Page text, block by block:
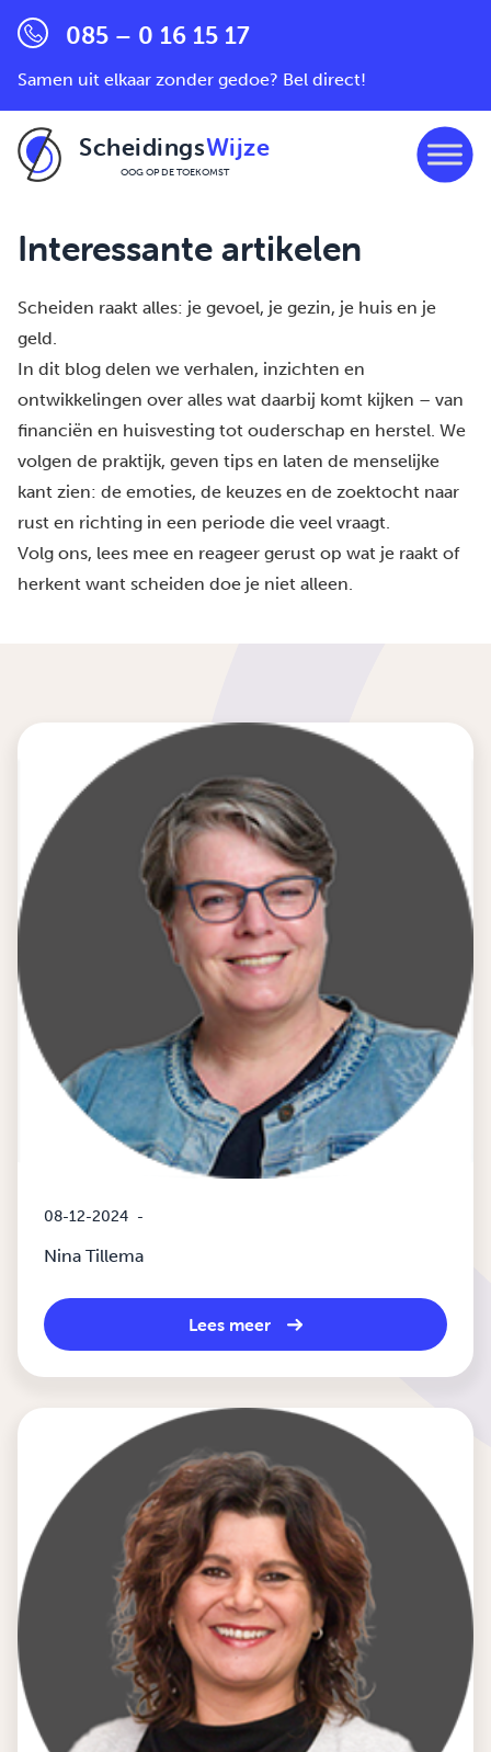
085 – 0 16 15 17
Samen uit elkaar zonder gedoe? Bel direct!
ScheidingsWijze
OOG OP DE TOEKOMST
Interessante artikelen
Scheiden raakt alles: je gevoel, je gezin, je huis en je
geld.
In dit blog delen we verhalen, inzichten en
ontwikkelingen over alles wat daarbij komt kijken – van
financiën en huisvesting tot ouderschap en herstel. We
volgen de praktijk, geven tips en laten de menselijke
kant zien: de emoties, de keuzes en de zoektocht naar
rust en richting in een periode die veel vraagt.
Volg ons, lees mee en reageer gerust op wat je raakt of
herkent want scheiden doe je niet alleen.
08-12-2024 -
Nina Tillema
Lees meer